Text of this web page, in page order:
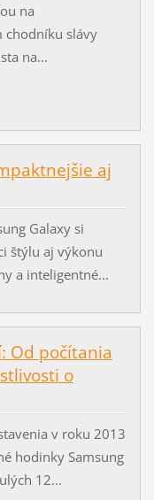
na
chodníku slávy
na...
aj
Galaxy si
štýlu aj výkonu
a inteligentné...
Od počítania
o
v roku 2013
hodinky Samsung
12...